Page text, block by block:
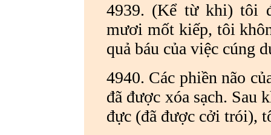
4939. (Kể từ khi) tôi
mươi mốt kiếp, tôi
quả báu của việc cúng
4940. Các phiền não
đã được xóa sạch. Sau
đực (đã được cởi trói),